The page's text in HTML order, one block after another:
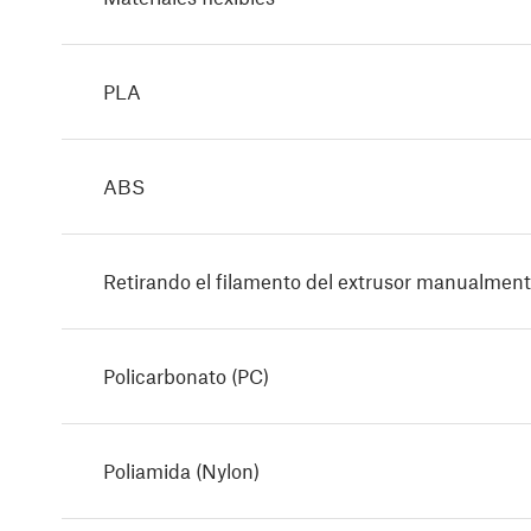
PLA
ABS
Retirando el filamento del extrusor
Policarbonato (PC)
Poliamida (Nylon)